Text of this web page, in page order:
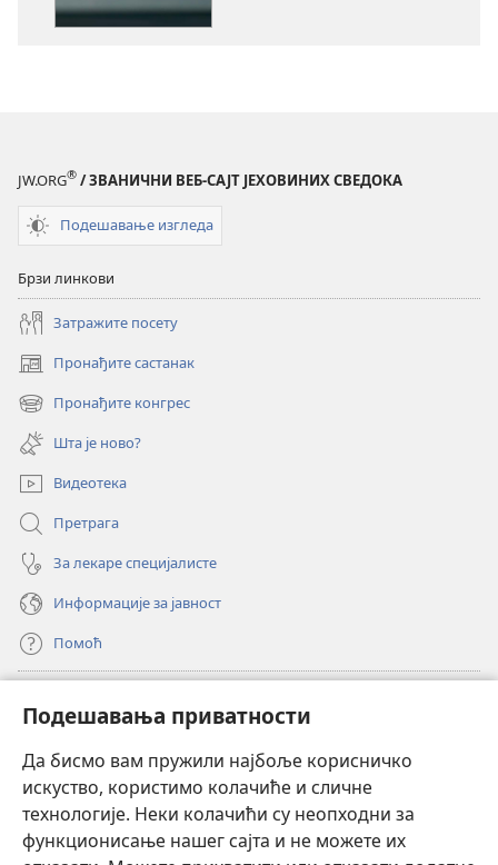
Подешавања приватности
Да бисмо вам пружили најбоље корисничко
искуство, користимо колачиће и сличне
технологије. Неки колачићи су неопходни за
функционисање нашег сајта и не можете их
JW.ORG® / ЗВАНИЧНИ ВЕБ-САЈТ ЈЕХОВИНИХ СВЕДОКА
Подешавање изгледа
Брзи линкови
Затражите посету
Пронађите састанак
(отвара
нови
прозор)
Пронађите конгрес
(отвара
нови
прозор)
Шта је ново?
Видеотека
Претрага
За лекаре специјалисте
Информације за јавност
Помоћ
(отвара
нови
прозор)ОНЛАЈН БИБЛИОТЕКА Watchtower
(отвара
нови
прозор)JW Hub®
(отвара
нови
JW Library